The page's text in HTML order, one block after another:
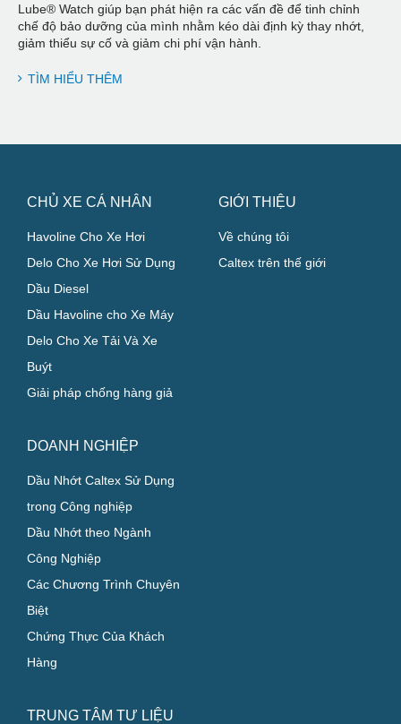
Lube® Watch giúp bạn phát hiện ra các vấn đề để tinh chỉnh
chế độ bảo dưỡng của mình nhằm kéo dài định kỳ thay nhớt,
giảm thiểu sự cố và giảm chi phí vận hành.
TÌM HIỂU THÊM
CHỦ XE CÁ NHÂN
Havoline Cho Xe Hơi
Delo Cho Xe Hơi Sử Dụng
Dầu Diesel
Dầu Havoline cho Xe Máy
Delo Cho Xe Tải Và Xe
Buýt
Giải pháp chống hàng giả
DOANH NGHIỆP
Dầu Nhớt Caltex Sử Dụng
trong Công nghiệp
Dầu Nhớt theo Ngành
Công Nghiệp
Các Chương Trình Chuyên
Biệt
Chứng Thực Của Khách
Hàng
TRUNG TÂM TƯ LIỆU
GIỚI THIỆU
Về chúng tôi
Caltex trên thế giới